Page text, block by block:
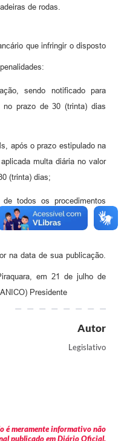
de rodas.
que infringir o disposto
sendo notificado para
no prazo de 30 (trinta) dias
após o prazo estipulado na
multa diária no valor
(trinta) dias;
todos os procedimentos
na data de sua publicação.
em 21 de julho de
Presidente
Autor
Legislativo
é meramente informativo não
publicado em Diário Oficial.